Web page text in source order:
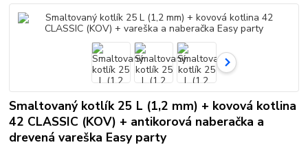
Smaltovaný kotlík 25 L (1,2 mm) + kovová kotlina
42 CLASSIC (KOV) + antikorová naberačka a
drevená vareška Easy party